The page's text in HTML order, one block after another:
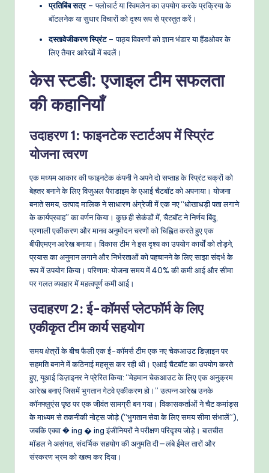
प्रतिबिंब सत्र– फ्लोचार्ट या स्विमलेन का उपयोग करके प्रक्रिया के
बॉटलनेक या सुधार विचारों को दृश्य रूप से प्रस्तुत करें।
दस्तावेजीकरण स्प्रिंट– पाठ्य विवरणों को ज्ञान भंडार या हैंडओवर के
लिए तैयार आरेखों में बदलें।
केस स्टडी: एजाइल टीम सफलता
की कहानियाँ
उदाहरण 1: फाइनटेक स्टार्टअप में स्प्रिंट
योजना त्वरण
एक मध्यम आकार की फाइनटेक कंपनी ने अपने दो सप्ताह के स्प्रिंट चक्रों को
बेहतर बनाने के लिए विजुअल पैराडाइम के एआई चैटबॉट को अपनाया। योजना
बनाते समय, उत्पाद मालिक ने साधारण अंग्रेजी में एक नए “धोखाधड़ी पता लगाने
के कार्यप्रवाह” का वर्णन किया। कुछ ही सेकंडों में, चैटबॉट ने निर्णय बिंदु,
प्रणाली एकीकरण और मानव अनुमोदन चरणों को चिह्नित करते हुए एक
बीपीएमएन आरेख बनाया। विकास टीम ने इस दृश्य का उपयोग कार्यों को तोड़ने,
प्रयास का अनुमान लगाने और निर्भरताओं को पहचानने के लिए साझा संदर्भ के
रूप में उपयोग किया। परिणाम: योजना समय में 40% की कमी आई और सीमा
पर गलत व्यवहार में महत्वपूर्ण कमी आई।
उदाहरण 2: ई-कॉमर्स प्लेटफॉर्म के लिए
एकीकृत टीम कार्य सहयोग
समय क्षेत्रों के बीच फैली एक ई-कॉमर्स टीम एक नए चेकआउट डिज़ाइन पर
सहमति बनाने में कठिनाई महसूस कर रही थी। एआई चैटबॉट का उपयोग करते
हुए, यूआई डिज़ाइनर ने प्रेरित किया: “मेहमान चेकआउट के लिए एक अनुक्रम
आरेख बनाएं जिसमें भुगतान गेटवे एकीकरण हो।” उत्पन्न आरेख उनके
कॉनफ्लुएंस पृष्ठ पर एक जीवंत सामग्री बन गया। विकासकर्ताओं ने चैट कमांड्स
के माध्यम से तकनीकी नोट्स जोड़े (“भुगतान सेवा के लिए समय सीमा संभालें”),
जबकि एक्वा � ing � ing इंजीनियरों ने परीक्षण परिदृश्य जोड़े। बातचीत
मॉडल ने असंगत, संदर्भिक सहयोग की अनुमति दी—लंबे ईमेल तारों और
संस्करण भ्रम को खत्म कर दिया।